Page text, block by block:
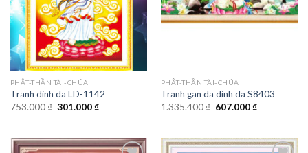
PHẬT-THẦN TÀI-CHÚA
Tranh dinh da LD-1142
753.000₫ Giá
301.000₫Giá
301.000 ₫.
PHẬT-THẦN TÀI-CHÚA
Tranh gan da dinh da S8403
1.335.400₫ Giá
607.000₫Giá
607.000 ₫.